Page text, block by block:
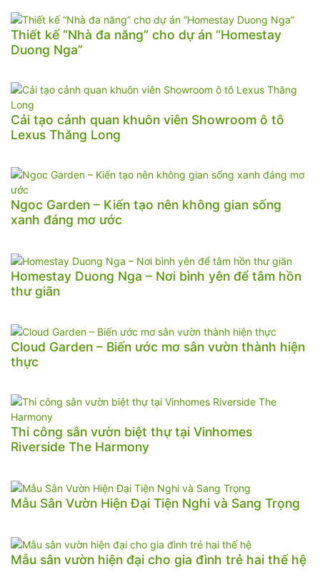
Thiết kế “Nhà đa năng” cho dự án “Homestay
Duong Nga”
Cải tạo cảnh quan khuôn viên Showroom ô tô
Lexus Thăng Long
Ngoc Garden – Kiến tạo nên không gian sống
xanh đáng mơ ước
Homestay Duong Nga – Nơi bình yên để tâm hồn
thư giãn
Cloud Garden – Biến ước mơ sân vườn thành hiện
thực
Thi công sân vườn biệt thự tại Vinhomes
Riverside The Harmony
Mẫu Sân Vườn Hiện Đại Tiện Nghi và Sang Trọng
Mẫu sân vườn hiện đại cho gia đình trẻ hai thế hệ